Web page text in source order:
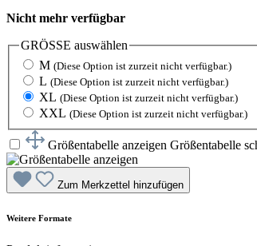
Nicht mehr verfügbar
GRÖSSE auswählen
M (Diese Option ist zurzeit nicht verfügbar.)
L (Diese Option ist zurzeit nicht verfügbar.)
XL (Diese Option ist zurzeit nicht verfügbar.)
XXL (Diese Option ist zurzeit nicht verfügbar.)
Größentabelle anzeigen Größentabelle
Zum Merkzettel hinzufügen
Weitere Formate